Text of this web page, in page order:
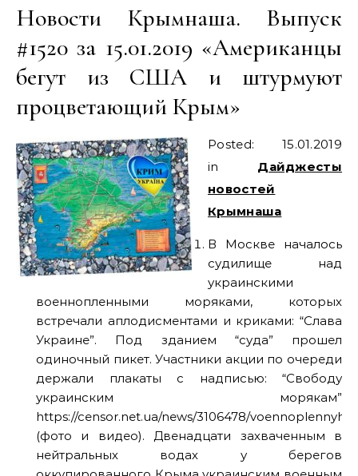
Новости Крымнаша. Выпуск
#1520 за 15.01.2019 «Американцы
бегут из США и штурмуют
процветающий Крым»
Posted: 15.01.2019
in Дайджесты
новостей
Крымнаша
В Москве началось
судилище над
украинскими
военнопленными моряками, которых
встречали аплодисментами и криками: “Слава
Украине”. Под зданием “суда” прошел
одиночный пикет. Участники акции по очереди
держали плакаты с надписью: “Свободу
украинским морякам”
https://censor.net.ua/news/3106478/
(фото и видео). Двенадцати захваченным в
нейтральных водах у берегов